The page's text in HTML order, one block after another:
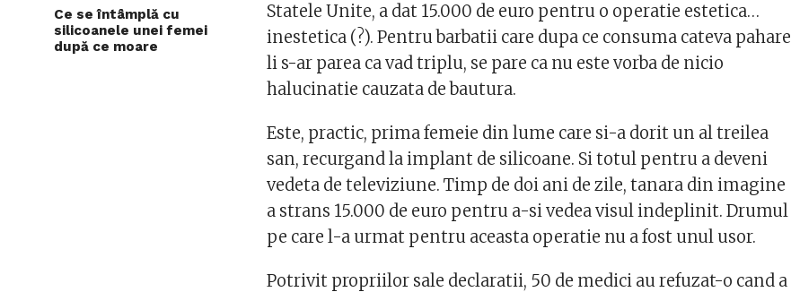
Ce se întâmplă cu
silicoanele unei femei
după ce moare
Statele Unite, a dat 15.000 de euro pentru o operatie estetica…
inestetica (?). Pentru barbatii care dupa ce consuma cateva pahare
li s-ar parea ca vad triplu, se pare ca nu este vorba de nicio
halucinatie cauzata de bautura.
Este, practic, prima femeie din lume care si-a dorit un al treilea
san, recurgand la implant de silicoane. Si totul pentru a deveni
vedeta de televiziune. Timp de doi ani de zile, tanara din imagine
a strans 15.000 de euro pentru a-si vedea visul indeplinit. Drumul
pe care l-a urmat pentru aceasta operatie nu a fost unul usor.
Potrivit propriilor sale declaratii, 50 de medici au refuzat-o cand a